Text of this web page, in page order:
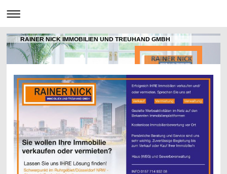
RAINER NICK IMMOBILIEN UND TREUHAND GMBH